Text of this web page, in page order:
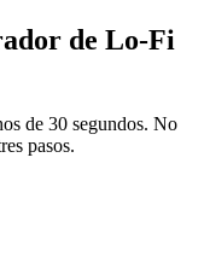
de Lo-Fi
de 30 segundos. No
pasos.